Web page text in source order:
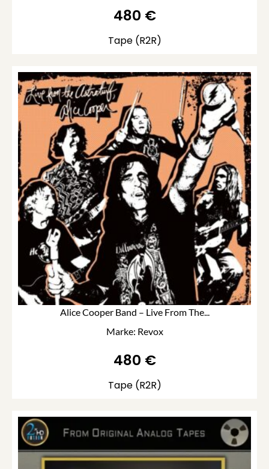
Tape (R2R)
480 €
Tape (R2R)
Alice Cooper Band – Live From The...
Marke: Revox
480 €